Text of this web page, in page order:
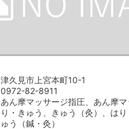
津久見市上宮本町10-1
0972-82-8911
あん摩マッサージ指圧、あん摩
り・きゅう、きゅう（灸）、は
ゅう（鍼・灸）